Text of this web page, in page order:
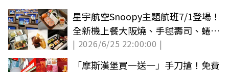
星宇航空Snoopy主題航班7/1登場！
全新機上餐大阪燒、手毬壽司、蜷尾
家冰淇淋一次看
| 2026/6/25 22:00:00 |
「摩斯漢堡買一送一」手刀搶！免費